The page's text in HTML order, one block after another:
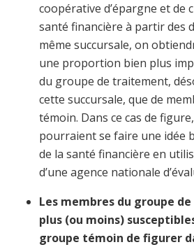
coopérative d’épargne et de
santé financière à partir des
même succursale, on
une proportion bien plus
du groupe de traitement,
cette succursale, que de
témoin. Dans ce cas de
pourraient se faire une idée
de la santé financière en
d’une agence nationale
Les membres du groupe
plus (ou moins)
groupe témoin de figurer